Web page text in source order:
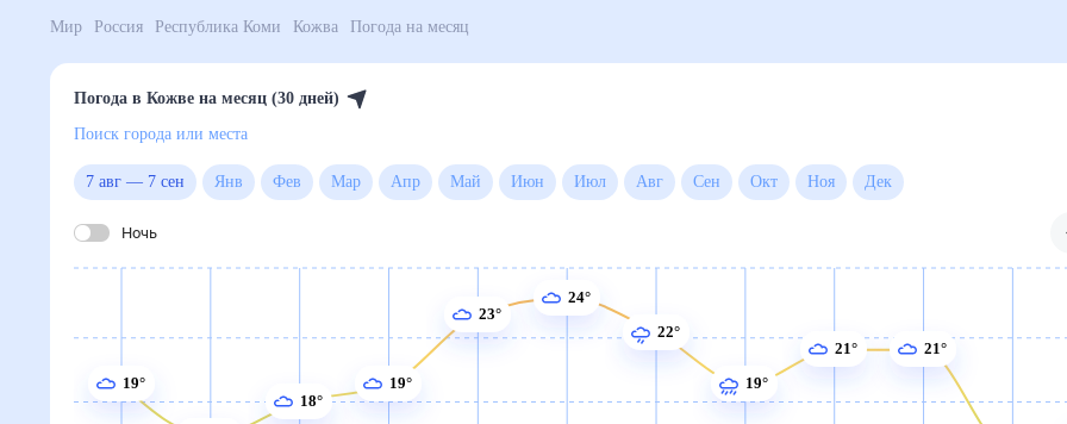
Мир Россия Республика Коми Кожва Погода на месяц
Погода в Кожве на месяц (30 дней)
Поиск города или места
7 авг—7 сен Янв Фев Мар Апр Май Июн Июл Авг Сен Окт Ноя
Ночь
19°
18°
19°
23°
24°
22°
19°
21° 21°